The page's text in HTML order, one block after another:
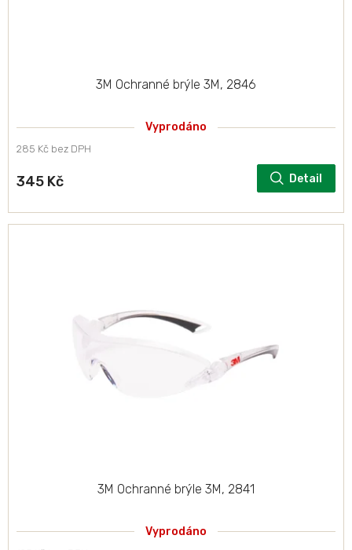
3M Ochranné brýle 3M, 2846
Vyprodáno
285 Kč bez DPH
345 Kč Detail
3M Ochranné brýle 3M, 2841
Vyprodáno